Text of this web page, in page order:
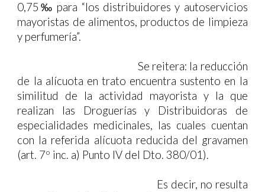
0,75‰ para “los distribuidores y autoservicios
mayoristas de alimentos, productos de limpieza
y perfumería”.
Se reitera: la reducción
de la alícuota en trato encuentra sustento en la
similitud de la actividad mayorista y la que
realizan las
Droguerías y Distribuidoras de
especialidades medicinales, las cuales cuentan
con la referida alícuota reducida del gravamen
(art. 7º inc. a) Punto IV del Dto. 380/01).
Es decir, no resulta